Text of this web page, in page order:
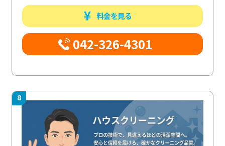
料金を見る
042-326-4301
8